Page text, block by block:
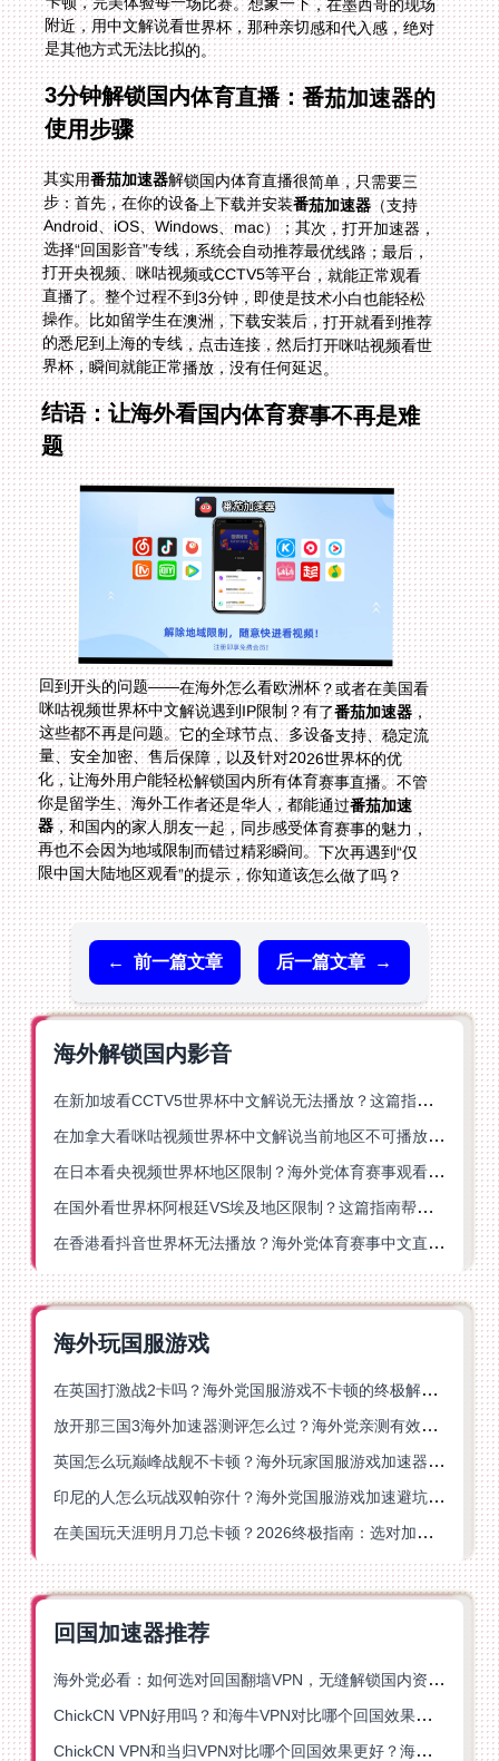
是其他方式无法比拟的。
3分钟解锁国内体育直播：番茄加速器的
使用步骤
其实用番茄加速器解锁国内体育直播很简单，只需要三
步：首先，在你的设备上下载并安装番茄加速器（支持
Android、iOS、Windows、mac）；其次，打开加速器，
选择“回国影音”专线，系统会自动推荐最优线路；最后，
打开央视频、咪咕视频或CCTV5等平台，就能正常观看
直播了。整个过程不到3分钟，即使是技术小白也能轻松
操作。比如留学生在澳洲，下载安装后，打开就看到推荐
的悉尼到上海的专线，点击连接，然后打开咪咕视频看世
界杯，瞬间就能正常播放，没有任何延迟。
结语：让海外看国内体育赛事不再是难
题
回到开头的问题——在海外怎么看欧洲杯？或者在美国看
咪咕视频世界杯中文解说遇到IP限制？有了番茄加速器，
这些都不再是问题。它的全球节点、多设备支持、稳定流
量、安全加密、售后保障，以及针对2026世界杯的优
化，让海外用户能轻松解锁国内所有体育赛事直播。不管
你是留学生、海外工作者还是华人，都能通过番茄加速
器，和国内的家人朋友一起，同步感受体育赛事的魅力，
再也不会因为地域限制而错过精彩瞬间。下次再遇到“仅
限中国大陆地区观看”的提示，你知道该怎么做了吗？
← 前一篇文章 后一篇文章 →
海外解锁国内影音
在新加坡看CCTV5世界杯中文解说无法播放？这篇指南帮你解锁海外体育直播自由
在加拿大看咪咕视频世界杯中文解说当前地区不可播放？这篇指南帮你一键解决
在日本看央视频世界杯地区限制？海外党体育赛事观看终极指南
在国外看世界杯阿根廷VS埃及地区限制？这篇指南帮你搞定中文直播+解说
在香港看抖音世界杯无法播放？海外党体育赛事中文直播终极指南
海外玩国服游戏
在英国打激战2卡吗？海外党国服游戏不卡顿的终极解决方案
放开那三国3海外加速器测评怎么过？海外党亲测有效的国服游戏加速指南
英国怎么玩巅峰战舰不卡顿？海外玩家国服游戏加速器终极指南
印尼的人怎么玩战双帕弥什？海外党国服游戏加速避坑指南
在美国玩天涯明月刀总卡顿？2026终极指南：选对加速器让你丝滑连招
回国加速器推荐
海外党必看：如何选对回国翻墙VPN，无缝解锁国内资源？
ChickCN VPN好用吗？和海牛VPN对比哪个回国效果更好？
ChickCN VPN和当归VPN对比哪个回国效果更好？海外党亲测后选了它